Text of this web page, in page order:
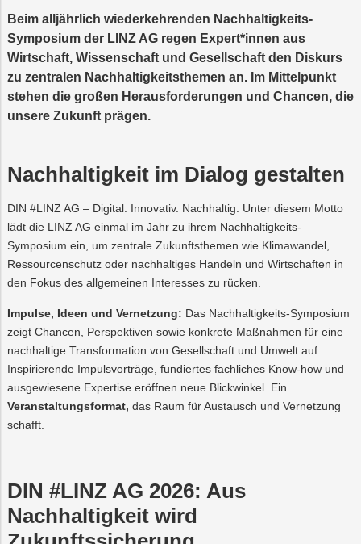
Trauer
PLUS24
Mobilität
Abschied
GmbH
GmbH
Nachhaltigkeit
Projekte
Neuland
Projekte
AG
WASSER
Projekte
Beim alljährlich wiederkehrenden Nachhaltigkeits-
Symposium der LINZ AG regen Expert*innen aus
Wirtschaft, Wissenschaft und Gesellschaft den Diskurs
zu zentralen Nachhaltigkeitsthemen an. Im Mittelpunkt
stehen die großen Herausforderungen und Chancen, die
unsere Zukunft prägen.
Nachhaltigkeit im Dialog gestalten
DIN #LINZ AG – Digital. Innovativ. Nachhaltig. Unter diesem Motto
lädt die LINZ AG einmal im Jahr zu ihrem Nachhaltigkeits-
Symposium ein, um zentrale Zukunftsthemen wie Klimawandel,
Ressourcenschutz oder nachhaltiges Handeln und Wirtschaften in
den Fokus des allgemeinen Interesses zu rücken.
Impulse, Ideen und Vernetzung: Das Nachhaltigkeits-Symposium
zeigt Chancen, Perspektiven sowie konkrete Maßnahmen für eine
nachhaltige Transformation von Gesellschaft und Umwelt auf.
Inspirierende Impulsvorträge, fundiertes fachliches Know-how und
ausgewiesene Expertise eröffnen neue Blickwinkel. Ein
Veranstaltungsformat, das Raum für Austausch und Vernetzung
schafft.
DIN #LINZ AG 2026: Aus
Nachhaltigkeit wird